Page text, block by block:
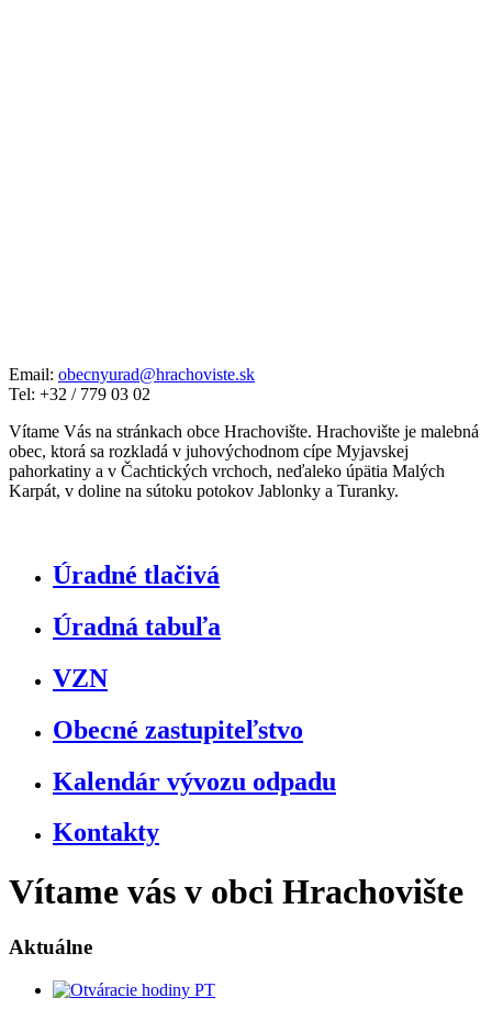
Email: obecnyurad@hrachoviste.sk
Tel: +32 / 779 03 02
Vítame Vás na stránkach obce Hrachovište. Hrachovište je malebná
obec, ktorá sa rozkladá v juhovýchodnom cípe Myjavskej
pahorkatiny a v Čachtických vrchoch, neďaleko úpätia Malých
Karpát, v doline na sútoku potokov Jablonky a Turanky.
Úradné tlačivá
Úradná tabuľa
VZN
Obecné zastupiteľstvo
Kalendár vývozu odpadu
Kontakty
Vítame vás v obci Hrachovište
Aktuálne